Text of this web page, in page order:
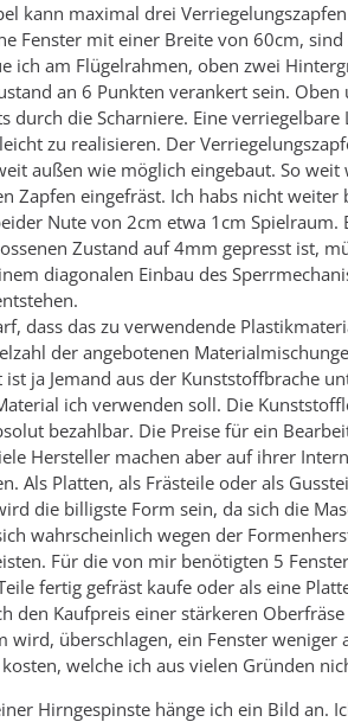
kann maximal drei
Fenster mit einer Breite von 60cm,
ich am Flügelrahmen, oben zwei
an 6 Punkten verankert sein.
durch die Scharniere. Eine
zu realisieren. Der
außen wie möglich eingebaut. So
Zapfen eingefräst. Ich habs nicht weiter
Nute von 2cm etwa 1cm Spielraum.
Zustand auf 4mm gepresst ist,
diagonalen Einbau des
dass das zu verwendende
der angebotenen
ja Jemand aus der Kunststoffbrache
ich verwenden soll. Die
bezahlbar. Die Preise für ein
Hersteller machen aber auf ihrer
Als Platten, als Frästeile oder als
die billigste Form sein, da sich die
wahrscheinlich wegen der
Für die von mir benötigten 5
fertig gefräst kaufe oder als eine
den Kaufpreis einer stärkeren
wird, überschlagen, ein Fenster weniger
kosten, welche ich aus vielen Gründen
Hirngespinste hänge ich ein Bild an.